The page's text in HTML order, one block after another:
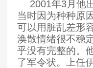
2001年3月他
当时因为种种原
可以用脏乱差形
涣散情绪很不稳
乎没有完整的。
了军令状。上任